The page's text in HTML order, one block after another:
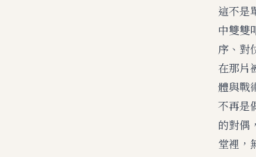
這不是
中雙雙
序、對
在那片
體與戰
不再是
的對偶
堂裡，